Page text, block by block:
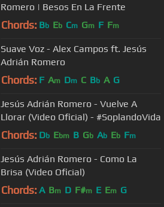
Romero | Besos En La Frente
Chords: Bb Eb Cm Gm F Fm
Suave Voz - Alex Campos ft. Jesús
Adrián Romero
Chords: F Am Dm C Bb A G
Jesús Adrián Romero - Vuelve A
Llorar (Video Oficial) - #SoplandoVida
Chords: Db Ebm B Gb Ab Eb Fm
Jesús Adrián Romero - Como La
Brisa (Video Oficial)
Chords: A Bm D F#m E Em G